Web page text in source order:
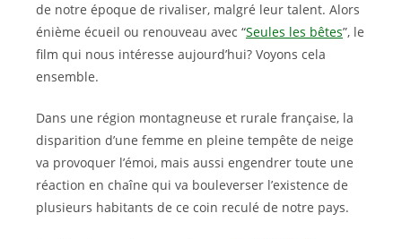
de notre époque de rivaliser, malgré leur talent. Alors
énième écueil ou renouveau avec “Seules les bêtes”, le
film qui nous intéresse aujourd’hui? Voyons cela
ensemble.
Dans une région montagneuse et rurale française, la
disparition d’une femme en pleine tempête de neige
va provoquer l’émoi, mais aussi engendrer toute une
réaction en chaîne qui va bouleverser l’existence de
plusieurs habitants de ce coin reculé de notre pays.